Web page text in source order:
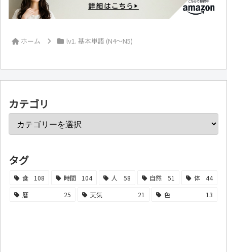
ホーム lv1. 基本単語 (N4～N5)
カテゴリ
タグ
食 108 時間 104 人 58 自然 51 体
44
暦
25 天気 21 色 13